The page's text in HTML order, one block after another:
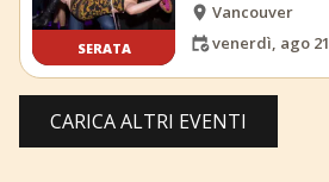
SERATA
Vancouver
venerdì, ago
CARICA ALTRI EVENTI